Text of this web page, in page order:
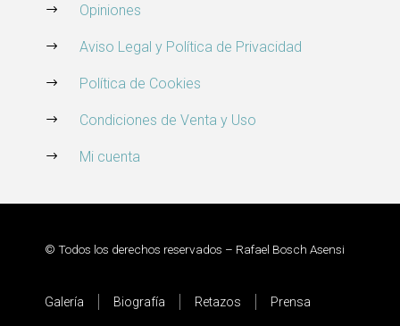
Opiniones
Aviso Legal y Política de Privacidad
Política de Cookies
Condiciones de Venta y Uso
Mi cuenta
© Todos los derechos reservados – Rafael Bosch Asensi
Galería Biografía Retazos Prensa